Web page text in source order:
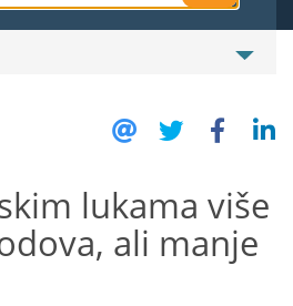
lukama više
ali manje